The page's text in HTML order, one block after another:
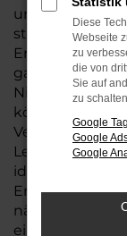
umfassende
stehen Ihnen
Erfahrung und
garantieren
Niveau,
können.
Vertrauen Sie
Leidenschaft
ideale Modell:
Erwartungen
nächste Level
einem unserer
Diese
Webseite
zu
die von
Sie auf
zu
Google
Google
Google